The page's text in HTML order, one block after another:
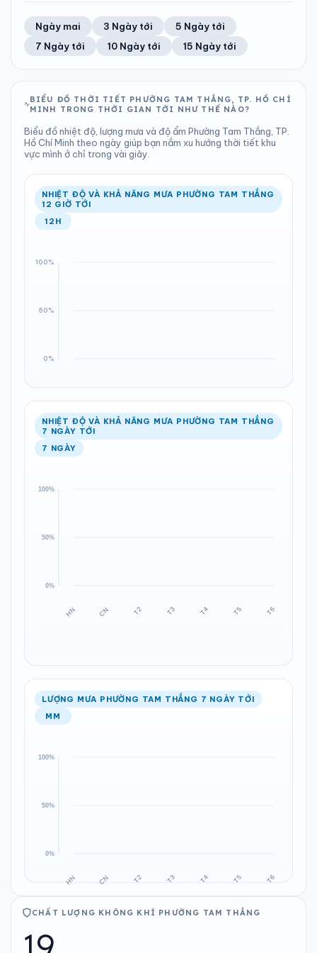
23°C 100%
Khả năng mưa
1.34 mm
Tổng cả ngày
1010 hPa
Bình thường
10
Chỉ số UV
Tốt
Ước lượng
23°C
Ổn định
100%
Khả năng mưa
Trung bình ngày Tốc độ gió
TIA UV TẦM NHÌN
LƯỢNG MƯA
0.63 mm
Tổng cả ngày
ÁP SUẤT
1010 hPa
Bình thường
Ổn định Khả năng mưa
Ngày mai 3 Ngày tới
5 Ngày tới
7 Ngày tới
10 Ngày tới 15 Ngày tới
BIỂU ĐỒ THỜI TIẾT PHƯỜNG TAM THẮNG, TP. HỒ CHÍ
MINH TRONG THỜI GIAN TỚI NHƯ THẾ NÀO?
Biểu đồ nhiệt độ, lượng mưa và độ ẩm Phường Tam Thắng, TP.
Hồ Chí Minh theo ngày giúp bạn nắm xu hướng thời tiết khu
vực mình ở chỉ trong vài giây.
NHIỆT ĐỘ VÀ KHẢ NĂNG MƯA PHƯỜNG TAM THẮNG
12 GIỜ TỚI
12H
NHIỆT ĐỘ VÀ KHẢ NĂNG MƯA PHƯỜNG TAM THẮNG
7 NGÀY TỚI
7 NGÀY
LƯỢNG MƯA PHƯỜNG TAM THẮNG 7 NGÀY TỚI
MM
CHẤT LƯỢNG KHÔNG KHÍ PHƯỜNG TAM THẮNG